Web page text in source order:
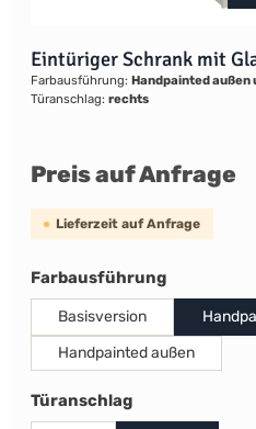
Eintüriger Schrank mit
Farbausführung: Handpainted außen
Türanschlag: rechts
Preis auf Anfrage
Lieferzeit auf Anfrage
Farbausführungauswählen
Basisversion
Handpainted außen
Türanschlagauswählen